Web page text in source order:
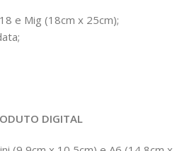
e Mig (18cm x 25cm);
DIGITAL